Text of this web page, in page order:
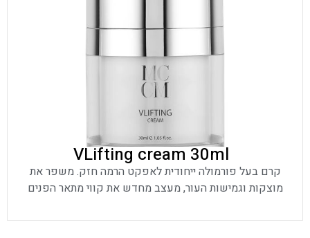
קרם בעל פורמולה ייחודית לאפקט הרמה חזק. משפר את
מוצקות וגמישות העור, מעצב מחדש את קווי מתאר הפנים